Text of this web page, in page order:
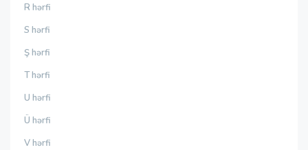
R hərfi
S hərfi
Ş hərfi
T hərfi
U hərfi
Ü hərfi
V hərfi